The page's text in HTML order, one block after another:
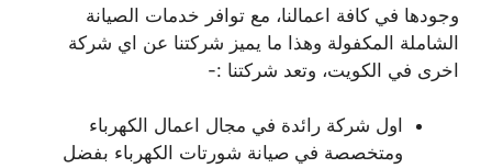
وجودها في كافة اعمالنا، مع توافر خدمات الصيانة
الشاملة المكفولة وهذا ما يميز شركتنا عن اي شركة
اخرى في الكويت، وتعد شركتنا :-
اول شركة رائدة في مجال اعمال الكهرباء
ومتخصصة في صيانة شورتات الكهرباء بفضل